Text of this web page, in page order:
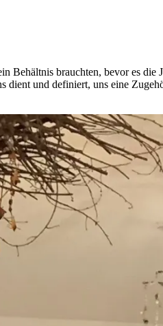
Behältnis brauchten, bevor es die
dient und definiert, uns eine